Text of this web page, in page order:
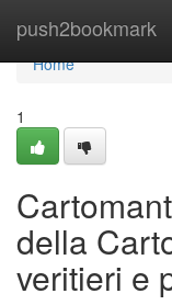
push2bookmark
Home
Home
1
della
veritieri e